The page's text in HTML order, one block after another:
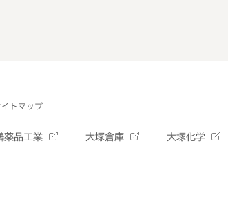
イトマップ
薬品工業 大塚倉庫 大塚化学